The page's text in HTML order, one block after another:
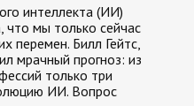
интеллекта (ИИ)
что мы только сейчас
перемен. Билл Гейтс,
мрачный прогноз: из
только три
ИИ. Вопрос